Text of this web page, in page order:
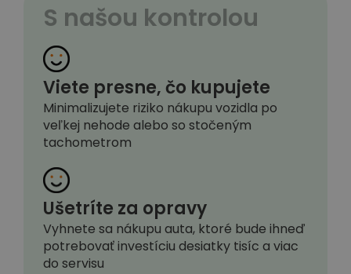
S našou kontrolou
Viete presne, čo kupujete
Minimalizujete riziko nákupu vozidla po
veľkej nehode alebo so stočeným
tachometrom
Ušetríte za opravy
Vyhnete sa nákupu auta, ktoré bude ihneď
potrebovať investíciu desiatky tisíc a viac
do servisu